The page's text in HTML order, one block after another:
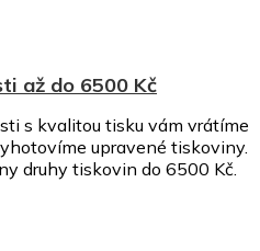
až do 6500 Kč
s kvalitou tisku vám vrátíme
upravené tiskoviny.
druhy tiskovin do 6500 Kč.